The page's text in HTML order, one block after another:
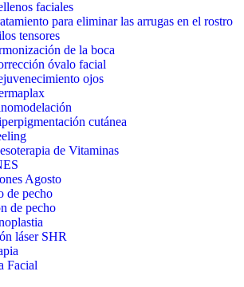
faciales
para eliminar las arrugas en el rostro
tensores
de la boca
óvalo facial
ojos
cutánea
de Vitaminas
Agosto
de pecho
de pecho
láser SHR
Facial